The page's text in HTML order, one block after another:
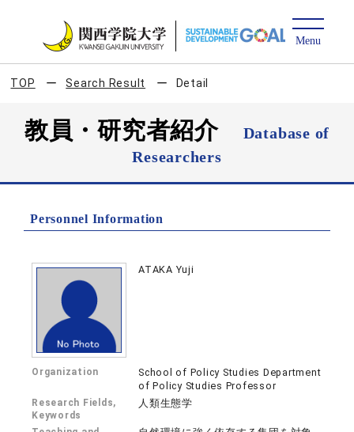
TOP Search Result Detail
教員・研究者紹介
Database of
Researchers
Personnel Information
ATAKA Yuji
Organization
School of Policy Studies Department
of Policy Studies Professor
Research Fields,
Keywords
人類生態学